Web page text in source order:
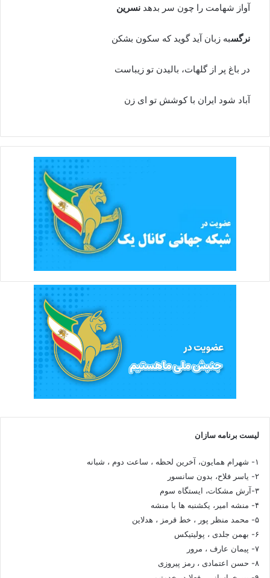
آواز شهامت را چون سر بدهد نسرین
نرگسبه زبان آید گوید که سکون بشکن
در باغ پر از گلهات، بالیدن تو زیباست
آباد شود ایران با کوشش تو ای زن
لیست برنامه سازان
۱- شهرام همایون، آخرین لحظه ، ساعت دوم ، شبانه
۲- یاسر فلاح، بدون سانسور
۳-آرش مشکات، ایستگاه سوم
۴- منشه امیر، یکشنبه ها با منشه
۵- محمد منظر پور ، خط قرمز ، هدلاین
۶- بهمن جلدی ، پولیتیکس
۷- پیمان عارف ، مرور
۸- حسن اعتمادی ، رمز پیروزی